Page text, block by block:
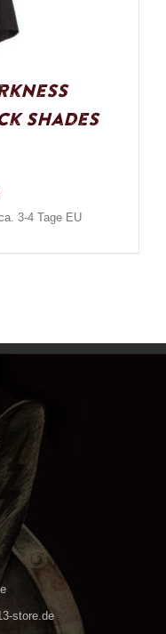
Shades
3-4 Tage EU
store.de